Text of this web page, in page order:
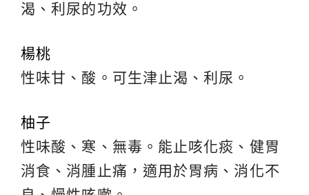
渴、利尿的功效。
楊桃
性味甘、酸。可生津止渴、利尿。
柚子
性味酸、寒、無毒。能止咳化痰、健胃
消食、消腫止痛，適用於胃病、消化不